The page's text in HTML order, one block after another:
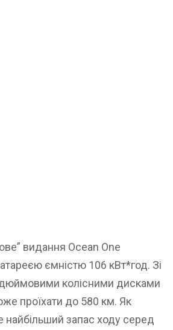
видання Ocean One
ємністю 106 кВт*год. Зі
колісними дисками
проїхати до 580 км. Як
найбільший запас ходу серед